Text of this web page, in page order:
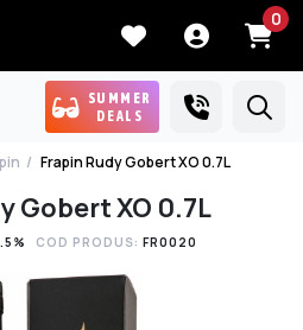
0
SUMMER
DEALS
Frapin Rudy Gobert XO 0.7L
Gobert XO 0.7L
COD PRODUS: FR0020